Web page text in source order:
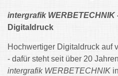
intergrafik WERBETECHNIK
Digitaldruck
Hochwertiger Digitaldruck auf
- dafür steht seit über 20
intergrafik WERBETECHNIK